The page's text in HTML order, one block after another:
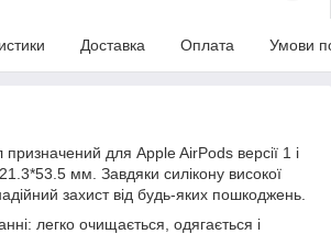
Доставка Оплата Умови
для Apple AirPods версії 1 і
мм. Завдяки силікону високої
захист від будь-яких пошкоджень.
легко очищається, одягається і